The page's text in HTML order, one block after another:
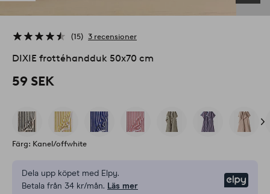
15 3 recensioner
DIXIE frottéhandduk 50x70 cm
59 SEK
Färg: Kanel/offwhite
Dela upp köpet med Elpy.
Betala från 34 kr/mån. Läs mer